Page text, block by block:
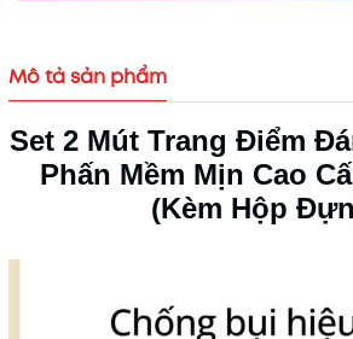
Mã khuyến mãi:
Mô tả sản phẩm
Set 2 Mút Trang Điểm
Phấn Mềm Mịn Cao
(Kèm Hộp